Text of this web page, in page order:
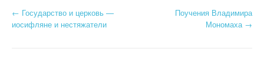
Н
← Государство и церковь —
иосифляне и нестяжатели
Поучения Владимира
Мономаха →